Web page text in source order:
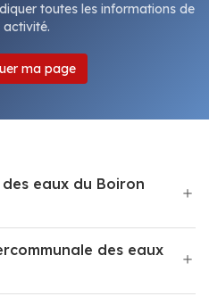
toutes les informations de
ma page
eaux du Boiron
des eaux